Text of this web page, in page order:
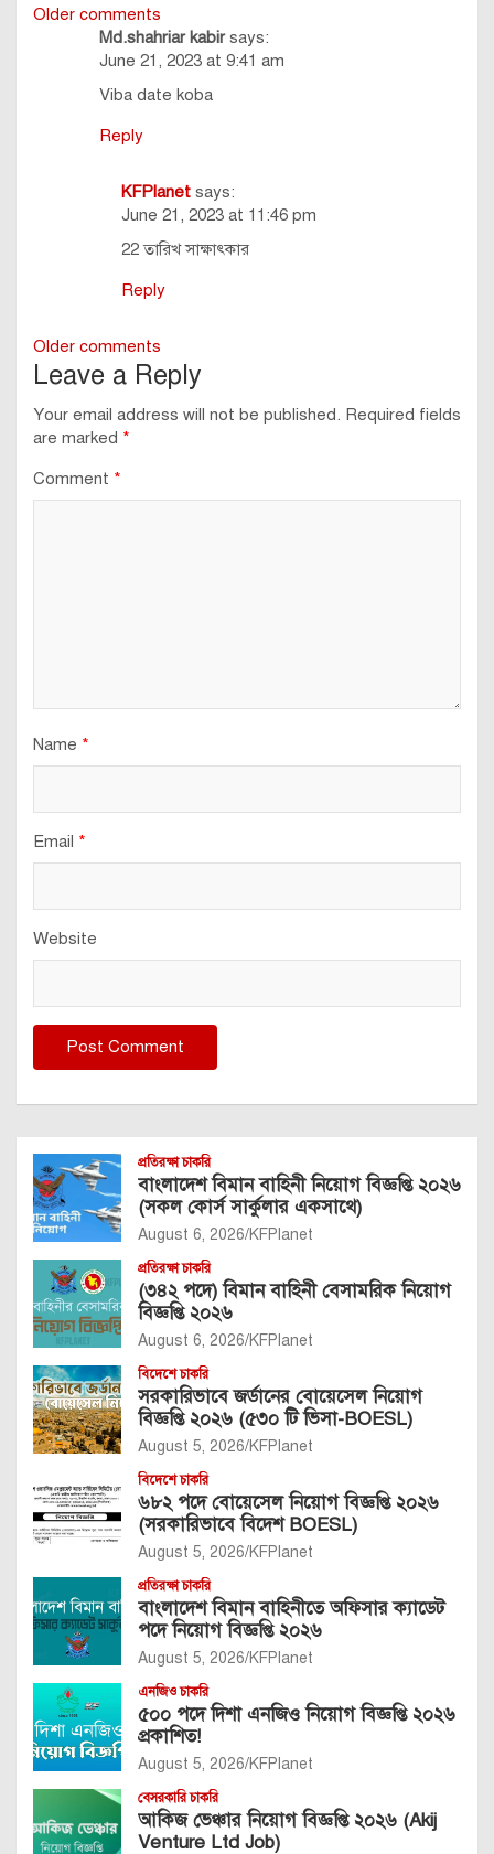
Comments
navigation
Older comments
Md.shahriar kabir says:
June 21, 2023 at 9:41 am
Viba date koba
Reply
KFPlanet says:
June 21, 2023 at 11:46 pm
22 তারিখ সাক্ষাৎকার
Reply
Comments
navigation
Older comments
Leave a Reply
Your email address will not be published. Required fields
are marked *
Comment *
Name *
Email *
Website
প্রতিরক্ষা চাকরি
বাংলাদেশ বিমান বাহিনী নিয়োগ বিজ্ঞপ্তি ২০২৬
(সকল কোর্স সার্কুলার একসাথে)
August 6, 2026 KFPlanet
প্রতিরক্ষা চাকরি
(৩৪২ পদে) বিমান বাহিনী বেসামরিক নিয়োগ
বিজ্ঞপ্তি ২০২৬
August 6, 2026 KFPlanet
বিদেশে চাকরি
সরকারিভাবে জর্ডানের বোয়েসেল নিয়োগ
বিজ্ঞপ্তি ২০২৬ (৫৩০ টি ভিসা-BOESL)
August 5, 2026 KFPlanet
বিদেশে চাকরি
৬৮২ পদে বোয়েসেল নিয়োগ বিজ্ঞপ্তি ২০২৬
(সরকারিভাবে বিদেশ BOESL)
August 5, 2026 KFPlanet
প্রতিরক্ষা চাকরি
বাংলাদেশ বিমান বাহিনীতে অফিসার ক্যাডেট
পদে নিয়োগ বিজ্ঞপ্তি ২০২৬
August 5, 2026 KFPlanet
এনজিও চাকরি
৫০০ পদে দিশা এনজিও নিয়োগ বিজ্ঞপ্তি ২০২৬
প্রকাশিত!
August 5, 2026 KFPlanet
বেসরকারি চাকরি
আকিজ ভেঞ্চার নিয়োগ বিজ্ঞপ্তি ২০২৬ (Akij
Venture Ltd Job)